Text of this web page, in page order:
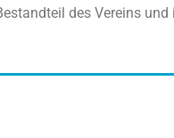
des Vereins und